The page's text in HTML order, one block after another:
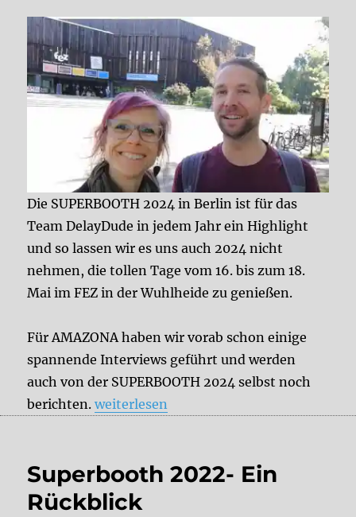
Die SUPERBOOTH 2024 in Berlin ist für das
Team DelayDude in jedem Jahr ein Highlight
und so lassen wir es uns auch 2024 nicht
nehmen, die tollen Tage vom 16. bis zum 18.
Mai im FEZ in der Wuhlheide zu genießen.
Für AMAZONA haben wir vorab schon einige
spannende Interviews geführt und werden
auch von der SUPERBOOTH 2024 selbst noch
berichten.„Team DelayDude auf der SUPERBOOTH
weiterlesen
Superbooth 2022- Ein
Rückblick